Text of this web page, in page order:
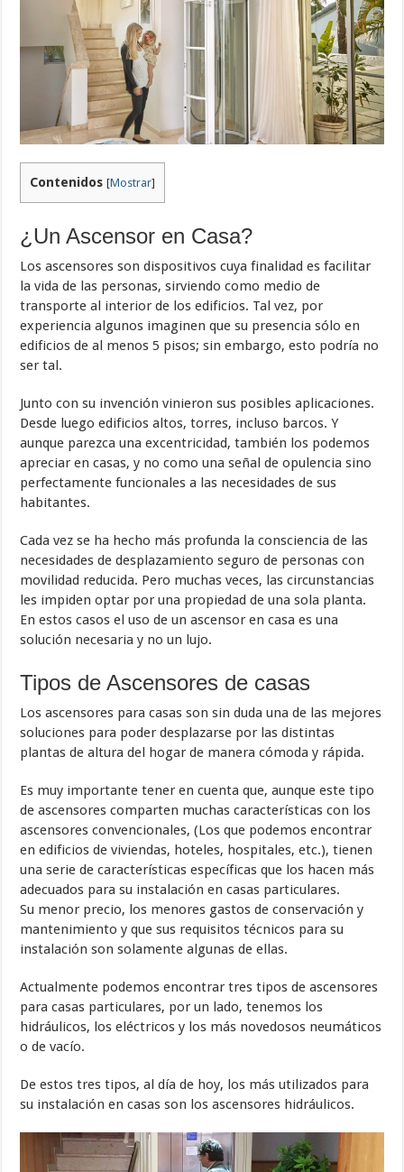
Contenidos [Mostrar]
¿Un Ascensor en Casa?
Los ascensores son dispositivos cuya finalidad es facilitar
la vida de las personas, sirviendo como medio de
transporte al interior de los edificios. Tal vez, por
experiencia algunos imaginen que su presencia sólo en
edificios de al menos 5 pisos; sin embargo, esto podría no
ser tal.
Junto con su invención vinieron sus posibles aplicaciones.
Desde luego edificios altos, torres, incluso barcos. Y
aunque parezca una excentricidad, también los podemos
apreciar en casas, y no como una señal de opulencia sino
perfectamente funcionales a las necesidades de sus
habitantes.
Cada vez se ha hecho más profunda la consciencia de las
necesidades de desplazamiento seguro de personas con
movilidad reducida. Pero muchas veces, las circunstancias
les impiden optar por una propiedad de una sola planta.
En estos casos el uso de un ascensor en casa es una
solución necesaria y no un lujo.
Tipos de Ascensores de casas
Los ascensores para casas son sin duda una de las mejores
soluciones para poder desplazarse por las distintas
plantas de altura del hogar de manera cómoda y rápida.
Es muy importante tener en cuenta que, aunque este tipo
de ascensores comparten muchas características con los
ascensores convencionales, (Los que podemos encontrar
en edificios de viviendas, hoteles, hospitales, etc.), tienen
una serie de características específicas que los hacen más
adecuados para su instalación en casas particulares.
Su menor precio, los menores gastos de conservación y
mantenimiento y que sus requisitos técnicos para su
instalación son solamente algunas de ellas.
Actualmente podemos encontrar tres tipos de ascensores
para casas particulares, por un lado, tenemos los
hidráulicos, los eléctricos y los más novedosos neumáticos
o de vacío.
De estos tres tipos, al día de hoy, los más utilizados para
su instalación en casas son los ascensores hidráulicos.